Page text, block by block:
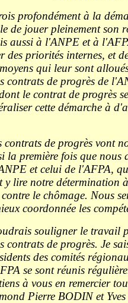
profondément à la
de jouer pleinement son
aussi à l'ANPE et à
des priorités internes, et
qui leur sont
contrats de progrès de
le contrat de progrès
cette démarche à
contrats de progrès vont
la première fois que nous
et celui de l'AFPA,
y lire notre détermination
le chômage. Nous
coordonnée les
souligner le travail
contrats de progrès. Je
des comités
se sont réunis
tiens à vous en remercier
Pierre BODIN et